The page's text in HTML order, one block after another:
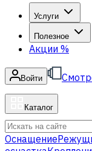
Услуги
Полезное
Акции %
Войти
Каталог
Оснащение